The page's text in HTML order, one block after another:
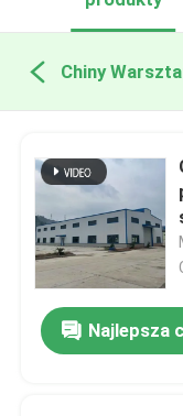
Chiny
Najlepsza